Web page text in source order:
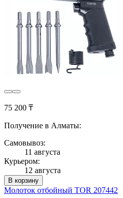
75 200 ₸
Получение в Алматы:
Самовывоз:
11 августа
Курьером:
12 августа
В корзину
Молоток отбойный TOR 207442